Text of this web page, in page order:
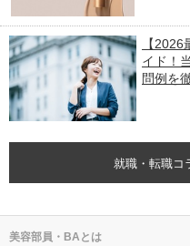
【
イド！
問例を
就職・転職コ
美容部員・BAとは